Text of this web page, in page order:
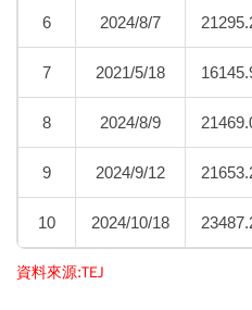
6 2024/8/7
7 2021/5/18
8 2024/8/9
9 2024/9/12
10 2024/10/18
資料來源:TEJ